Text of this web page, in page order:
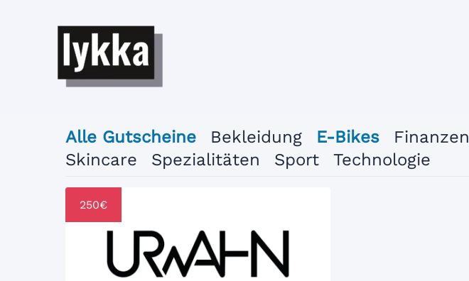
Alle Gutscheine Bekleidung E-Bikes Finanzen
Skincare
Spezialitäten Sport Technologie
250€